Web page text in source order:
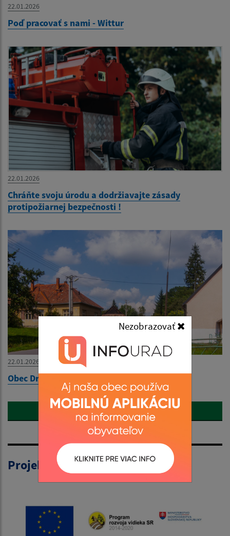
Nezobrazovať
22.01.2026
Poď pracovať s nami - Wittur
22.01.2026
Chráňte svoju úrodu a dodržiavajte zásady
protipožiarnej bezpečnosti !
22.01.2026
Obec Drážovce
Zobraziť všetky aktuality
Projekty